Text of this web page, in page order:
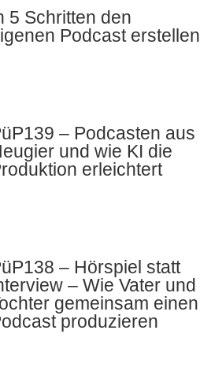
5 Schritten den
Podcast erstellen
– Podcasten aus
und wie KI die
erleichtert
– Hörspiel statt
– Wie Vater und
gemeinsam einen
produzieren